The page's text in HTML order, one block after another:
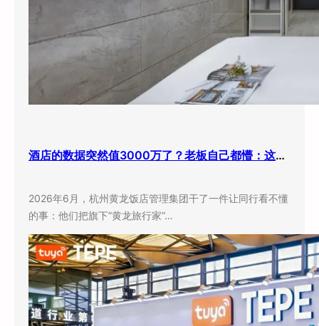
酒店的数据突然值3000万了？老板自己都懵：这玩意儿还能卖钱？
2026年6月，杭州黄龙饭店管理集团干了一件让同行看不懂
的事：他们把旗下”黄龙旅行家”…